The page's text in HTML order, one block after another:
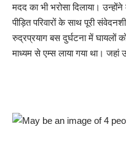
मदद का भी भरोसा दिलाया।
पीड़ित परिवारों के साथ पूरी
रुद्रप्रयाग बस दुर्घटना में घायलों
माध्यम से एम्स लाया गया था। जहां